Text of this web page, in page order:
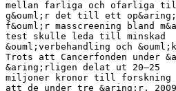
mellan farliga och ofarliga
g&ouml;r det till ett
f&ouml;r masscreening bland
test skulle leda till minskad
&ouml;verbehandling och
Trots att Cancerfonden under
&aring;rligen delat ut 20–25
miljoner kronor till forskning
att de under tre &aring;r,